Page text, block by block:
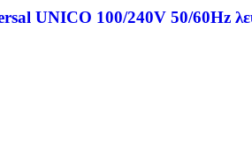
UNICO 100/240V 50/60Hz